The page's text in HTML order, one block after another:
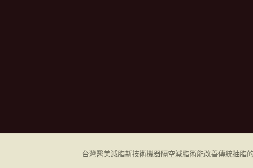
台灣醫美減脂新技術機器隔空減脂術能改善傳統抽脂